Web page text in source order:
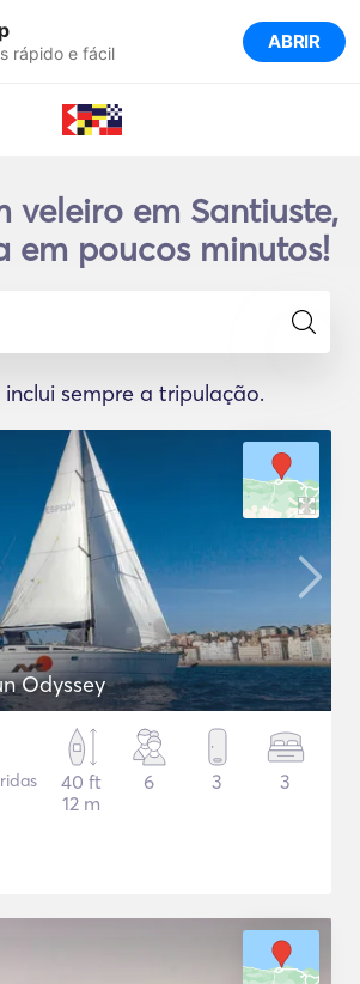
rápido e fácil ABRIR
veleiro em Santiuste,
em poucos minutos!
sempre a tripulação.
Odyssey
40 ft
12 m
6 3 3